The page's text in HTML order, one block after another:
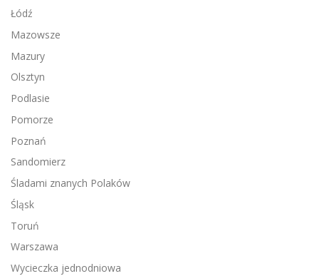
Łódź
Mazowsze
Mazury
Olsztyn
Podlasie
Pomorze
Poznań
Sandomierz
Śladami znanych Polaków
Śląsk
Toruń
Warszawa
Wycieczka jednodniowa